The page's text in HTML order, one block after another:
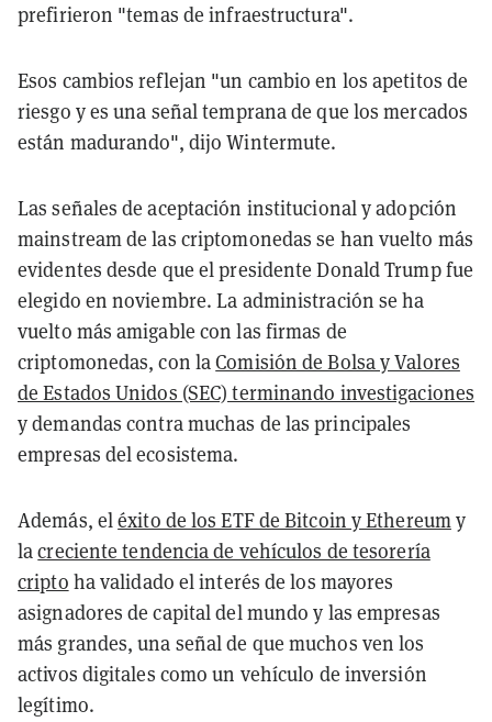
prefirieron "temas de infraestructura".
Esos cambios reflejan "un cambio en los apetitos de
riesgo y es una señal temprana de que los mercados
están madurando", dijo Wintermute.
Las señales de aceptación institucional y adopción
mainstream de las criptomonedas se han vuelto más
evidentes desde que el presidente Donald Trump fue
elegido en noviembre. La administración se ha
vuelto más amigable con las firmas de
criptomonedas, con laComisión de Bolsa y Valores
de Estados Unidos (SEC) terminando investigaciones
y demandas contra muchas de las principales
empresas del ecosistema.
Además, eléxito de los ETF de Bitcoin y Ethereumy
lacreciente tendencia de vehículos de tesorería
cripto ha validado el interés de los mayores
asignadores de capital del mundo y las empresas
más grandes, una señal de que muchos ven los
activos digitales como un vehículo de inversión
legítimo.